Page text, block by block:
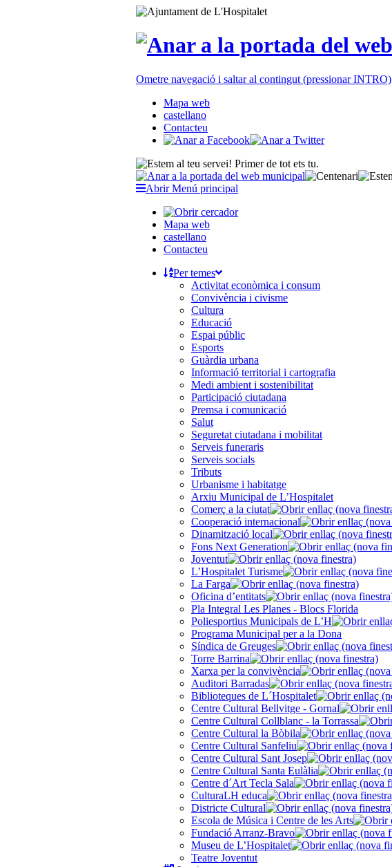
Ometre navegació i saltar al contingut (pressionar INTRO)
Mapa web
castellano
Contacteu
Abrir Menú principal
Mapa web
castellano
Contacteu
Per temes
Activitat econòmica i consum
Convivència i civisme
Cultura
Educació
Espai públic
Esports
Guàrdia urbana
Informació territorial i cartografia
Medi ambient i sostenibilitat
Participació ciutadana
Premsa i comunicació
Salut
Seguretat ciutadana i mobilitat
Serveis funeraris
Serveis socials
Tributs
Urbanisme i habitatge
Arxiu Municipal de L’Hospitalet
Comerç a la ciutat
Cooperació internacional
Dinamització local
Fons Next Generation
Joventut
L’Hospitalet Turisme
La Farga
Oficina d’entitats
Pla Integral Les Planes - Blocs Florida
Poliesportius Municipals de L’H
Programa Municipal per a la Dona
Síndica de Greuges
Torre Barrina
Xarxa per la convivència
Auditori Barradas
Biblioteques de L´Hospitalet
Centre Cultural Bellvitge - Gornal
Centre Cultural Collblanc - la Torrassa
Centre Cultural la Bòbila
Centre Cultural Sanfeliu
Centre Cultural Sant Josep
Centre Cultural Santa Eulàlia
Centre d´Art Tecla Sala
CulturaLH educa
Districte Cultural
Escola de Música i Centre de les Arts
Fundació Arranz-Bravo
Museu de L’Hospitalet
Teatre Joventut